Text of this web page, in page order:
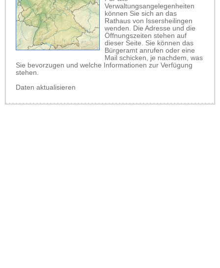
Verwaltungsangelegenheiten
können Sie sich an das
Rathaus von Issersheilingen
wenden. Die Adresse und die
Öffnungszeiten stehen auf
dieser Seite. Sie können das
Bürgeramt anrufen oder eine
Mail schicken, je nachdem, was
Sie bevorzugen und welche Informationen zur Verfügung
stehen.
Daten aktualisieren